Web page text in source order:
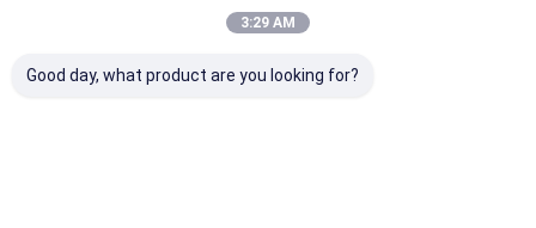
3:29 AM
Good day, what product are you looking for?